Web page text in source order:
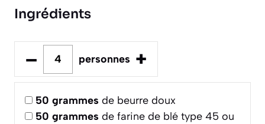
Ingrédients
– personnes +
50 grammes de beurre doux
50 grammes de farine de blé type 45 ou